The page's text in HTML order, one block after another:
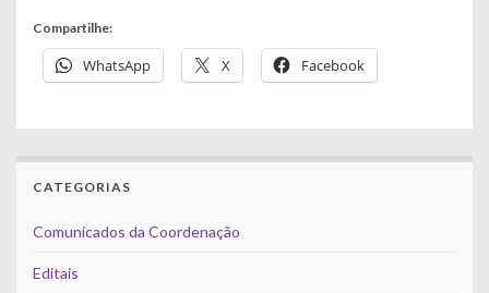
Compartilhe:
WhatsApp X Facebook
CATEGORIAS
Comunicados da Coordenação
Editais